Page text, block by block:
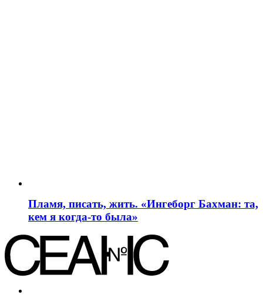
Пламя, писать, жить. «Ингеборг Бахман: та,
кем я когда-то была»